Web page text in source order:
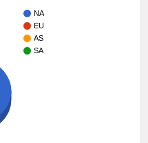
NA
EU
AS
SA